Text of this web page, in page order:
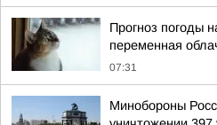
Прогноз погоды
переменная
07:31
Минобороны